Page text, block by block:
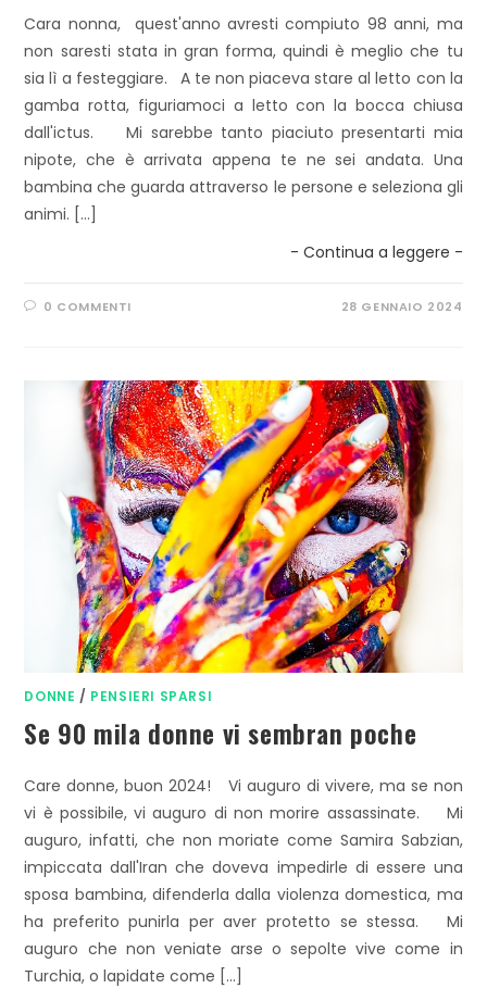
Cara nonna, quest'anno avresti compiuto 98 anni, ma
non saresti stata in gran forma, quindi è meglio che tu
sia lì a festeggiare. A te non piaceva stare al letto con la
gamba rotta, figuriamoci a letto con la bocca chiusa
dall'ictus. Mi sarebbe tanto piaciuto presentarti mia
nipote, che è arrivata appena te ne sei andata. Una
bambina che guarda attraverso le persone e seleziona gli
animi. […]
- Continua a leggere -
0 COMMENTI 28 GENNAIO 2024
DONNE / PENSIERI SPARSI
Se 90 mila donne vi sembran poche
Care donne, buon 2024! Vi auguro di vivere, ma se non
vi è possibile, vi auguro di non morire assassinate. Mi
auguro, infatti, che non moriate come Samira Sabzian,
impiccata dall'Iran che doveva impedirle di essere una
sposa bambina, difenderla dalla violenza domestica, ma
ha preferito punirla per aver protetto se stessa. Mi
auguro che non veniate arse o sepolte vive come in
Turchia, o lapidate come […]